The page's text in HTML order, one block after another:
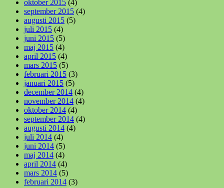
oktober 2015 (4)
september 2015 (4)
augusti 2015 (5)
juli 2015 (4)
juni 2015 (5)
maj 2015 (4)
april 2015 (4)
mars 2015 (5)
februari 2015 (3)
januari 2015 (5)
december 2014 (4)
november 2014 (4)
oktober 2014 (4)
september 2014 (4)
augusti 2014 (4)
juli 2014 (4)
juni 2014 (5)
maj 2014 (4)
april 2014 (4)
mars 2014 (5)
februari 2014 (3)